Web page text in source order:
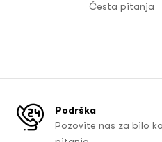
Česta pitanja
Podrška
Pozovite nas za bilo